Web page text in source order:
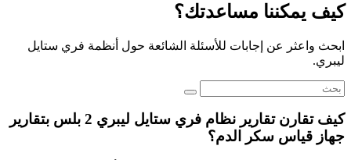
كيف يمكننا مساعدتك؟
ابحث واعثر عن إجابات للأسئلة الشائعة حول أنظمة فري ستايل
ليبري.
كيف تقارن تقارير نظام فري ستايل ليبري 2 بلس بتقارير
جهاز قياس سكر الدم؟